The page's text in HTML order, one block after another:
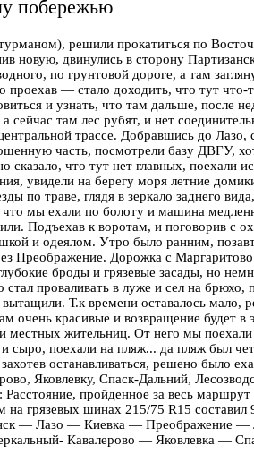
побережью
решили прокатиться по
новую, двинулись в сторону
по грунтовой дороге, а там
проехав — стало доходить, что тут что-
и узнать, что там дальше, после
а сейчас там лес рубят, и нет
трассе. Добравшись до Лазо,
часть, посмотрели базу ДВГУ,
что тут нет главных, поехали
увидели на берегу моря летние
по траве, глядя в зеркало заднего
мы ехали по болоту и машина
Подъехав к воротам, и поговорив с
и одеялом. Утро было ранним,
Преображение. Дорожка с Маргаритово
броды и грязевые засады, но
стал проваливать в луже и сел на
Т.к времени оставалось мало,
очень красивые и возвращение будет
местных жительниц. От него мы
сыро, поехали на пляж... да пляж был
останавливаться, решено было
Яковлевку, Спаск-Дальний,
пройденное за весь маршрут
на грязевых шинах 215/75 R15
— Лазо — Киевка — Преображение
Кавалерово — Яковлевка —